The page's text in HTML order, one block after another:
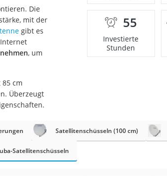
Die
mit der
gibt es
, um
85 cm
Überzeugt
55
Investierte
Stunden
Satellitenschüsseln (100 cm)
Satellitenschüsseln